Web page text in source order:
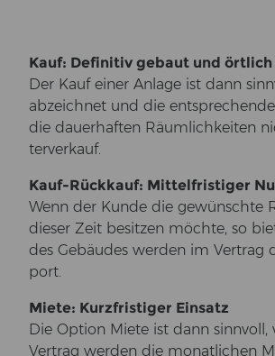
Kauf: De­fi­ni­tiv ge­baut und
Der Kauf einer An­la­ge ist dann
ab­zeich­net und die
die dau­er­haf­ten Räum­lich­kei­ten
ter­ver­kauf.
Kauf-​Rückkauf: Mit­tel­fris­ti­ger
Wenn der Kunde die ge­wünsch­te
die­ser Zeit be­sit­zen möch­te, so
des Ge­bäu­des wer­den im Ver­trag
port.
Miete: Kurz­fris­ti­ger Ein­satz
Die Op­ti­on Miete ist dann
Ver­trag wer­den die mo­nat­li­chen